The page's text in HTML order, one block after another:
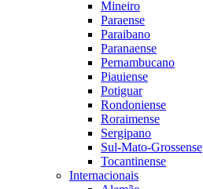
Mineiro
Paraense
Paraibano
Paranaense
Pernambucano
Piauiense
Potiguar
Rondoniense
Roraimense
Sergipano
Sul-Mato-Grossense
Tocantinense
Internacionais